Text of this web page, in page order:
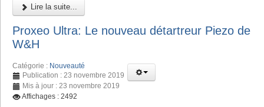
Lire la suite...
Proxeo Ultra: Le nouveau détartreur Piezo de
W&H
Catégorie : Nouveauté
Publication : 23 novembre 2019
Mis à jour : 23 novembre 2019
Affichages : 2492